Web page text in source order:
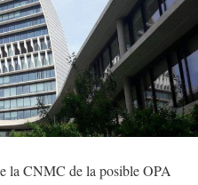
la CNMC de la posible OPA